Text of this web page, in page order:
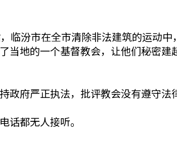
临汾市在全市清除非法建筑的运动
当地的一个基督教会，让他们秘密
府严正执法，批评教会没有遵守法
话都无人接听。